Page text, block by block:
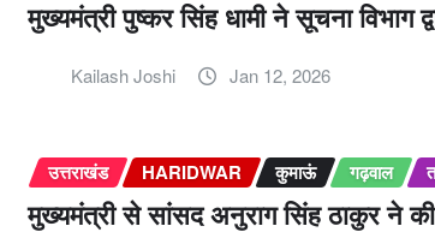
मुख्यमंत्री पुष्कर सिंह धामी ने सूचना विभाग
Kailash Joshi Jan 12, 2026
उत्तराखंड HARIDWAR कुमाऊं गढ़वाल
मुख्यमंत्री से सांसद अनुराग सिंह ठाकुर ने की